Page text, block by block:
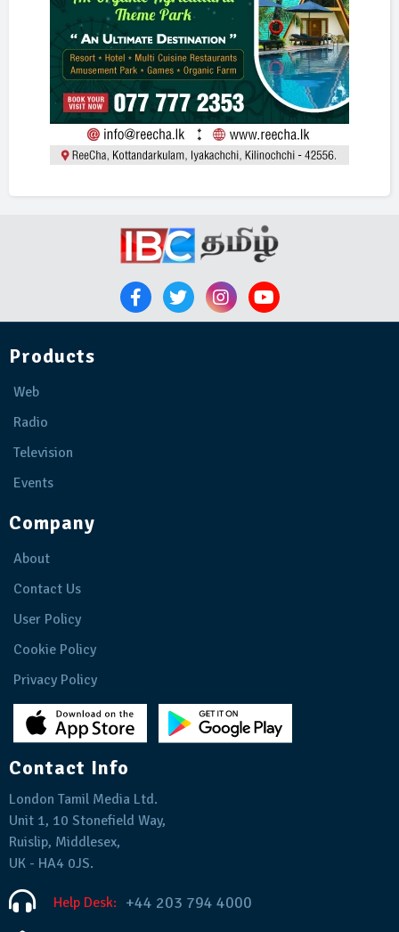
Products
Web
Radio
Television
Events
Company
About
Contact Us
User Policy
Cookie Policy
Privacy Policy
Contact Info
London Tamil Media Ltd.
Unit 1, 10 Stonefield Way,
Ruislip, Middlesex,
UK - HA4 0JS.
Help Desk: +44 203 794 4000